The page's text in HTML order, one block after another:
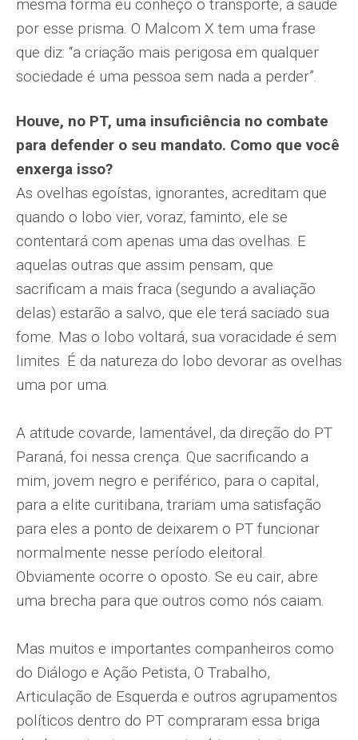
mesma forma eu conheço o transporte, a saúde
por esse prisma. O Malcom X tem uma frase
que diz: “a criação mais perigosa em qualquer
sociedade é uma pessoa sem nada a perder”.
Houve, no PT, uma insuficiência no combate
para defender o seu mandato. Como que você
enxerga isso?
As ovelhas egoístas, ignorantes, acreditam que
quando o lobo vier, voraz, faminto, ele se
contentará com apenas uma das ovelhas. E
aquelas outras que assim pensam, que
sacrificam a mais fraca (segundo a avaliação
delas) estarão a salvo, que ele terá saciado sua
fome. Mas o lobo voltará, sua voracidade é sem
limites. É da natureza do lobo devorar as ovelhas
uma por uma.
A atitude covarde, lamentável, da direção do PT
Paraná, foi nessa crença. Que sacrificando a
mim, jovem negro e periférico, para o capital,
para a elite curitibana, trariam uma satisfação
para eles a ponto de deixarem o PT funcionar
normalmente nesse período eleitoral.
Obviamente ocorre o oposto. Se eu cair, abre
uma brecha para que outros como nós caiam.
Mas muitos e importantes companheiros como
do Diálogo e Ação Petista, O Trabalho,
Articulação de Esquerda e outros agrupamentos
políticos dentro do PT compraram essa briga